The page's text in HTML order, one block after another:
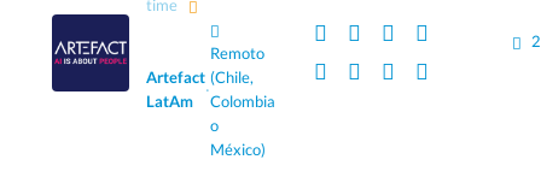
time
Artefact
LatAm
·
Remoto
(Chile,
Colombia
o
México)